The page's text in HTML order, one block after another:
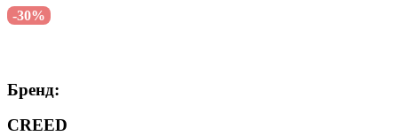
-30%
Бренд:
CREED